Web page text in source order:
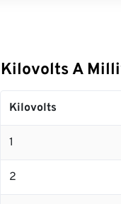
Kilovolts A
Kilovolts
1
2